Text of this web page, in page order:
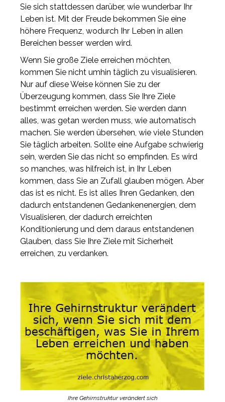
Sie sich stattdessen darüber, wie wunderbar Ihr
Leben ist. Mit der Freude bekommen Sie eine
höhere Frequenz, wodurch Ihr Leben in allen
Bereichen besser werden wird.
Wenn Sie große Ziele erreichen möchten,
kommen Sie nicht umhin täglich zu visualisieren.
Nur auf diese Weise können Sie zu der
Überzeugung kommen, dass Sie Ihre Ziele
bestimmt erreichen werden. Sie werden dann
alles, was getan werden muss, wie automatisch
machen. Sie werden übersehen, wie viele Stunden
Sie täglich arbeiten. Sollte eine Aufgabe schwierig
sein, werden Sie das nicht so empfinden. Es wird
so manches, was hilfreich ist, in Ihr Leben
kommen, dass Sie an Zufall glauben mögen. Aber
das ist es nicht. Es ist alles Ihren Gedanken, den
dadurch entstandenen Gedankenenergien, dem
Visualisieren, der dadurch erreichten
Konditionierung und dem daraus entstandenen
Glauben, dass Sie Ihre Ziele mit Sicherheit
erreichen, zu verdanken.
Ihre Gehirnstruktur verändert sich